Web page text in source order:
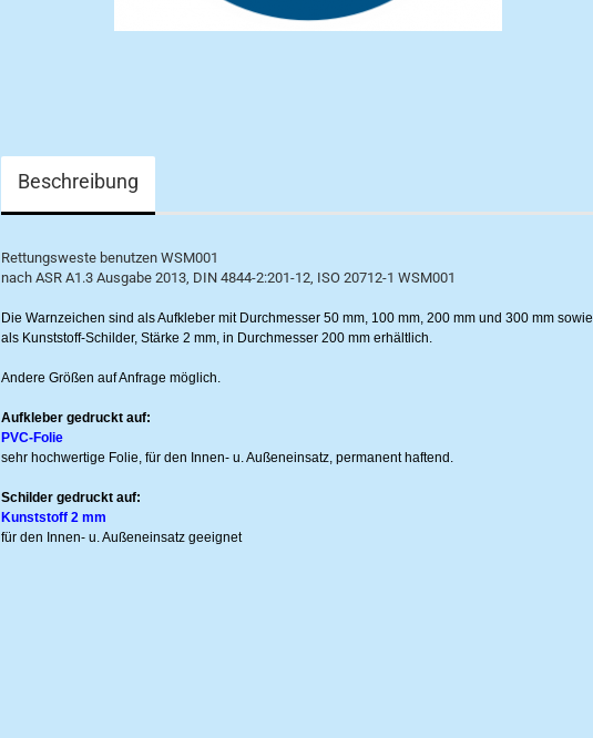
Beschreibung
Rettungsweste benutzen WSM001
nach ASR A1.3 Ausgabe 2013, DIN 4844-2:201-12, ISO 20712-1 WSM001
Die Warnzeichen sind als Aufkleber mit Durchmesser 50 mm, 100 mm, 200 mm und 300 mm sowie
als Kunststoff-Schilder, Stärke 2 mm, in Durchmesser 200 mm erhältlich.
Andere Größen auf Anfrage möglich.
Aufkleber gedruckt auf:
PVC-Folie
sehr hochwertige Folie, für den Innen- u. Außeneinsatz, permanent haftend.
Schilder gedruckt auf:
Kunststoff 2 mm
für den Innen- u. Außeneinsatz geeignet